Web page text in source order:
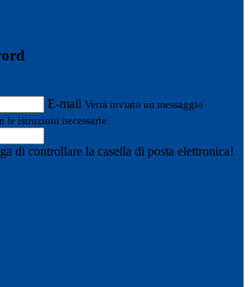
E-mail Verrà inviato un messaggio
istruzioni necessarie.
di controllare la casella di posta elettronica!